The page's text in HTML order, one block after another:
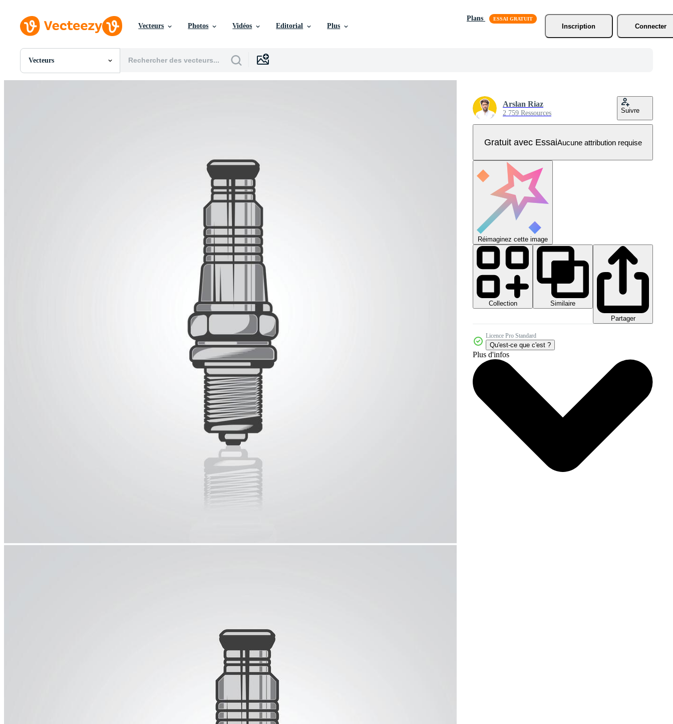
Vecteurs Photos Vidéos Editorial Plus
Plans
Inscription
Connecter
Vecteurs
Toutes Images
Arslan Riaz
2 759 Ressources Suivre
Gratuit avec EssaiAucune attribution requise
Réimaginez cette image
Collection
Similaire
Partager
Licence Pro Standard
Qu'est-ce que c'est ?
Plus d'infos